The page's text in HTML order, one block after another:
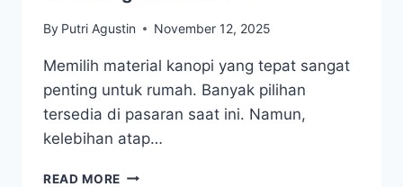
By Putri Agustin November 12, 2025
Memilih material kanopi yang tepat sangat
penting untuk rumah. Banyak pilihan
tersedia di pasaran saat ini. Namun,
kelebihan atap…
READ MORE